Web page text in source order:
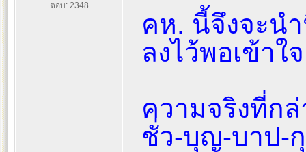
ตอบ: 2348
คห. นี้จึงจะน
ลงไว้พอเข้าใจ
ความจริงที่ก
ชั่ว-บุญ-บาป-